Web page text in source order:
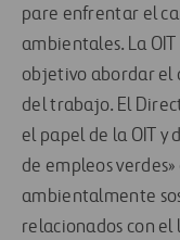
pare enfrentar el
ambientales. La
objetivo abordar el
del trabajo. El
el papel de la OIT y
de empleos
ambientalmente
relacionados con